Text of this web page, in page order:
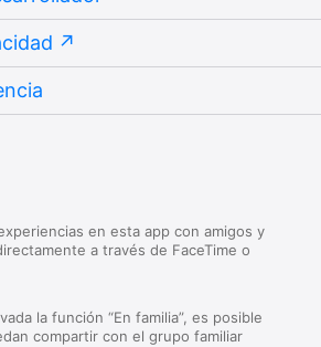
en esta app con amigos y
a través de FaceTime o
la función “En familia”, es posible
compartir con el grupo familiar